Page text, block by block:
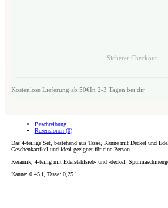
Sicherer Checkout
Kostenlose Lieferung ab 50€In 2-3 Tagen bei dir
Beschreibung
Rezensionen (0)
Das 4-teilige Set, bestehend aus Tasse, Kanne mit Deckel und
Geschenkartikel und ideal geeignet für eine Person.
Keramik, 4-teilig mit Edelstahlsieb- und -deckel.
Kanne: 0,45 l, Tasse: 0,25 l